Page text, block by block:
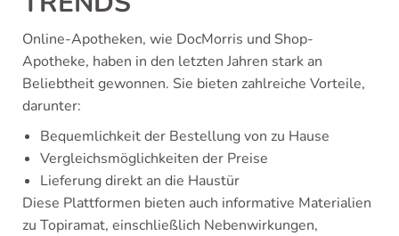
Online-Apotheken, wie DocMorris und Shop-
Apotheke, haben in den letzten Jahren stark an
Beliebtheit gewonnen. Sie bieten zahlreiche Vorteile,
darunter:
Bequemlichkeit der Bestellung von zu Hause
Vergleichsmöglichkeiten der Preise
Lieferung direkt an die Haustür
Diese Plattformen bieten auch informative Materialien
zu Topiramat, einschließlich Nebenwirkungen,